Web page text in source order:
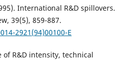
International R&D spillovers.
39(5), 859-887.
2921(94)00100-E
of R&D intensity, technical